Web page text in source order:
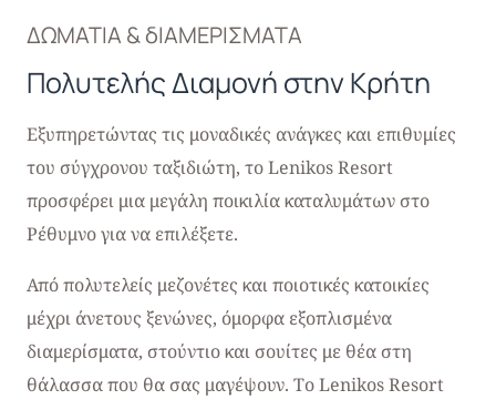
ΔΩΜΑΤΙΑ & δΙΑΜΕΡΙΣΜΑΤΑ
Πολυτελής Διαμονή στην Κρήτη
Εξυπηρετώντας τις μοναδικές ανάγκες και επιθυμίες
του σύγχρονου ταξιδιώτη, το Lenikos Resort
προσφέρει μια μεγάλη ποικιλία καταλυμάτων στο
Ρέθυμνο για να επιλέξετε.
Από πολυτελείς μεζονέτες και ποιοτικές κατοικίες
μέχρι άνετους ξενώνες, όμορφα εξοπλισμένα
διαμερίσματα, στούντιο και σουίτες με θέα στη
θάλασσα που θα σας μαγέψουν. Το Lenikos Resort